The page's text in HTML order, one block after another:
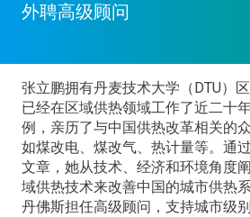
外聘高级顾问
张立鹏拥有丹麦技术大学（DTU）
已经在区域供热领域工作了近二十
例，亲历了与中国供热改革相关的
如煤改电、煤改气、热计量等。通
文章，她从技术、经济和环境角度
域供热技术来改善中国的城市供热
丹佛斯担任高级顾问，支持城市级